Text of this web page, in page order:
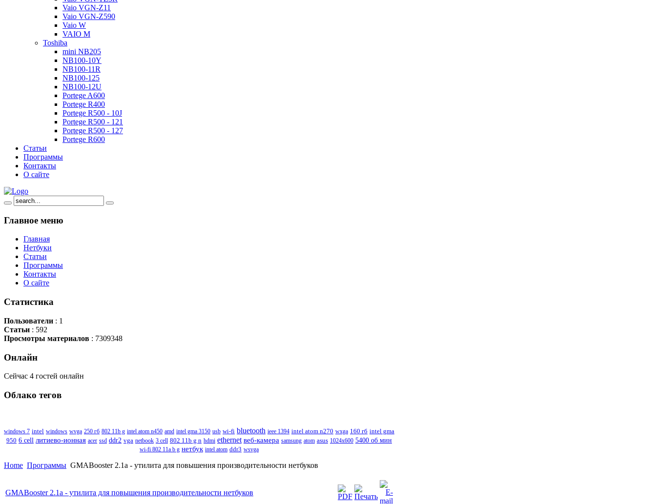
Vaio VGN-Z11
Vaio VGN-Z590
Vaio W
VAIO M
Toshiba
mini NB205
NB100-10Y
NB100-11R
NB100-125
NB100-12U
Portege A600
Portege R400
Portege R500 - 10J
Portege R500 - 121
Portege R500 - 127
Portege R600
Статьи
Программы
Контакты
О сайте
Главное меню
Главная
Нетбуки
Статьи
Программы
Контакты
О сайте
Статистика
Пользователи : 1
Статьи : 592
Просмотры материалов : 7309348
Онлайн
Сейчас 4 гостей онлайн
Облако тегов
windows 7 intel windows wvga 250 гб 802 11b g intel atom n450 amd intel gma 3150 usb wi-fi bluetooth ieee 1394 intel atom n270 wxga 160 гб intel gma
950 6 cell литиево-ионная acer ssd ddr2 vga netbook 3 cell 802 11b g n hdmi ethernet веб-камера samsung atom asus 1024x600 5400 об мин
wi-fi 802 11a b g нетбук intel atom ddr3 wsvga
Home Программы GMABooster 2.1a - утилита для повышения производительности нетбуков
GMABooster 2.1a - утилита для повышения производительности нетбуков